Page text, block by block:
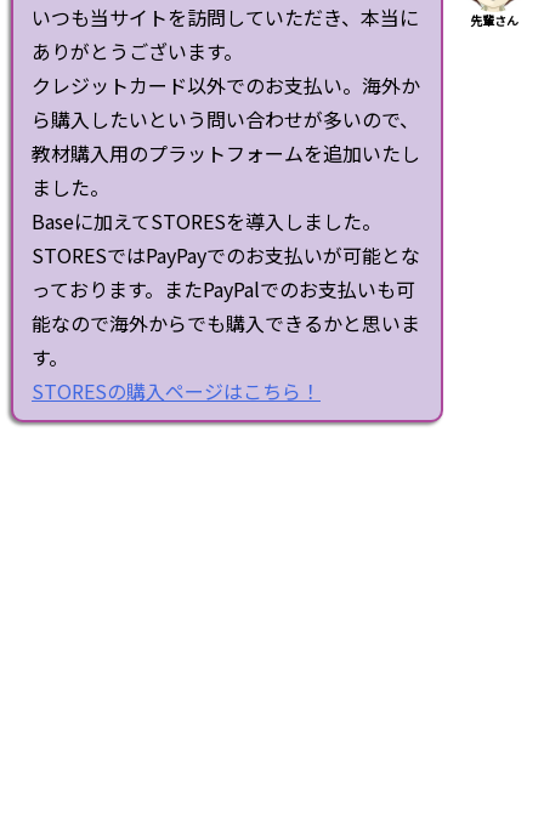
いつも当サイトを訪問していただき、本当に
ありがとうございます。
クレジットカード以外でのお支払い。海外か
ら購入したいという問い合わせが多いので、
教材購入用のプラットフォームを追加いたし
ました。
Baseに加えてSTORESを導入しました。
STORESではPayPayでのお支払いが可能とな
っております。またPayPalでのお支払いも可
能なので海外からでも購入できるかと思いま
す。
STORESの購入ページはこちら！
先輩さん